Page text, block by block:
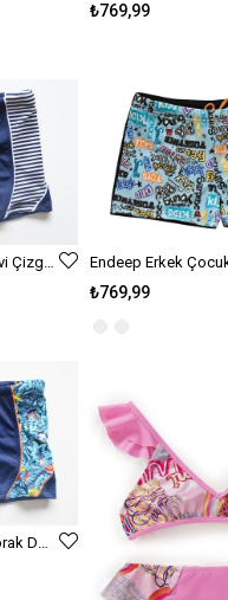
₺769,99
₺769,99